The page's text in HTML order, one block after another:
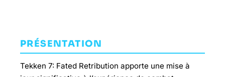
PRÉSENTATION
Tekken 7: Fated Retribution apporte une mise à